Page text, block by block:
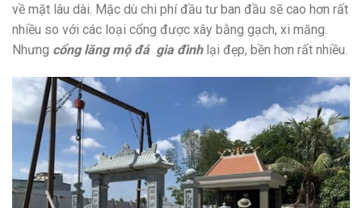
về mặt lâu dài. Mặc dù chi phí đầu tư ban đầu sẽ cao hơn rất
nhiều so với các loại cổng được xây bằng gạch, xi măng.
Nhưng cổng lăng mộ đá gia đìnhlại đẹp, bền hơn rất nhiều.